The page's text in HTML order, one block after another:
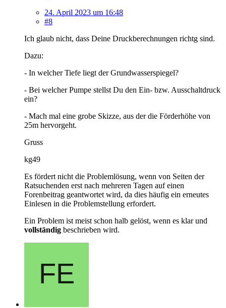
24. April 2023 um 16:48
#8
Ich glaub nicht, dass Deine Druckberechnungen richtg sind.
Dazu:
- In welcher Tiefe liegt der Grundwasserspiegel?
- Bei welcher Pumpe stellst Du den Ein- bzw. Ausschaltdruck
ein?
- Mach mal eine grobe Skizze, aus der die Förderhöhe von
25m hervorgeht.
Gruss
kg49
Es fördert nicht die Problemlösung, wenn von Seiten der
Ratsuchenden erst nach mehreren Tagen auf einen
Forenbeitrag geantwortet wird, da dies häufig ein erneutes
Einlesen in die Problemstellung erfordert.
Ein Problem ist meist schon halb gelöst, wenn es klar und
vollständig beschrieben wird.